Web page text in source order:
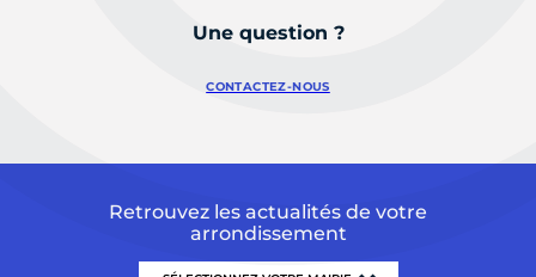
Une question ?
CONTACTEZ-NOUS
Retrouvez les actualités de votre
arrondissement